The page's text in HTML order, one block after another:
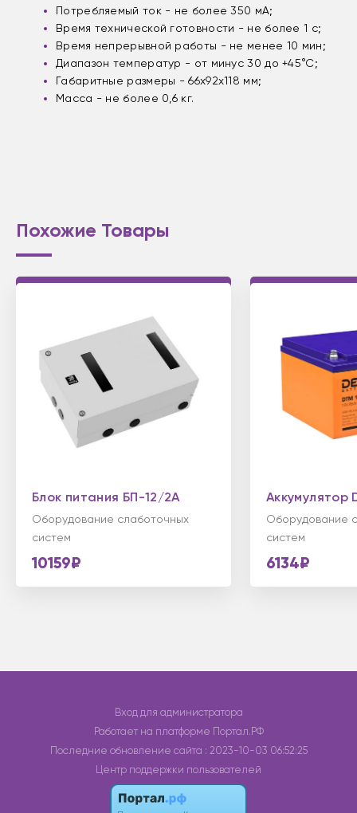
Потребляемый ток - не более 350 мА;
Время технической готовности - не более 1 с;
Время непрерывной работы - не менее 10 мин;
Диапазон температур - от минус 30 до +45°С;
Габаритные размеры - 66х92х118 мм;
Масса - не более 0,6 кг.
Похожие Товары
Блок питания БП-12/2А
Оборудование слаботочных
систем
10159₽
Аккумулятор
Оборудование
систем
6134₽
Вход для администратора
Работает на платформе Портал.РФ
Последние обновление сайта : 2023-10-03 06:52:25
Центр поддержки пользователей